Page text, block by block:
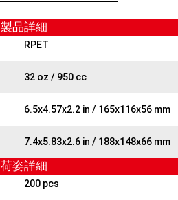
製品詳細
RPET
32 oz / 950 cc
6.5x4.57x2.2 in / 165x116x56 mm
7.4x5.83x2.6 in / 188x148x66 mm
荷姿詳細
200 pcs